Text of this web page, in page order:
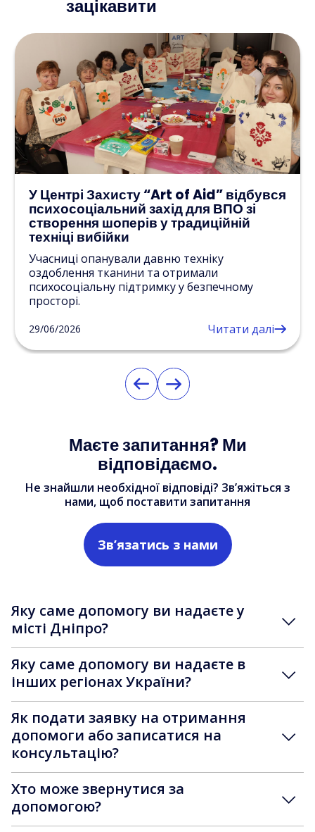
зацікавити
У Центрі Захисту “Art of Aid” відбувся
психосоціальний захід для ВПО зі
створення шоперів у традиційній
техніці вибійки
Учасниці опанували давню техніку
оздоблення тканини та отримали
психосоціальну підтримку у безпечному
просторі.
29/06/2026 Читати далі
Маєте запитання? Ми
відповідаємо.
Не знайшли необхідної відповіді? Зв’яжіться з
нами, щоб поставити запитання
Зв’язатись з нами
Яку саме допомогу ви надаєте у
місті Дніпро?
Яку саме допомогу ви надаєте в
інших регіонах України?
Як подати заявку на отримання
допомоги або записатися на
консультацію?
Хто може звернутися за
допомогою?